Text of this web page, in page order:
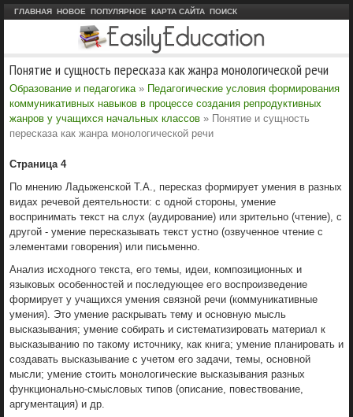
ГЛАВНАЯ НОВОЕ ПОПУЛЯРНОЕ КАРТА САЙТА ПОИСК
Понятие и сущность пересказа как жанра монологической речи
Образование и педагогика » Педагогические условия формирования
коммуникативных навыков в процессе создания репродуктивных
жанров у учащихся начальных классов » Понятие и сущность
пересказа как жанра монологической речи
Страница 4
По мнению Ладыженской Т.А., пересказ формирует умения в разных
видах речевой деятельности: с одной стороны, умение
воспринимать текст на слух (аудирование) или зрительно (чтение), с
другой - умение пересказывать текст устно (озвученное чтение с
элементами говорения) или письменно.
Анализ исходного текста, его темы, идеи, композиционных и
языковых особенностей и последующее его воспроизведение
формирует у учащихся умения связной речи (коммуникативные
умения). Это умение раскрывать тему и основную мысль
высказывания; умение собирать и систематизировать материал к
высказыванию по такому источнику, как книга; умение планировать и
создавать высказывание с учетом его задачи, темы, основной
мысли; умение стоить монологические высказывания разных
функционально-смысловых типов (описание, повествование,
аргументация) и др.